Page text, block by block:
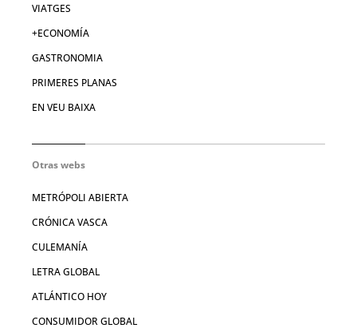
VIATGES
+ECONOMÍA
GASTRONOMIA
PRIMERES PLANAS
EN VEU BAIXA
Otras webs
METRÓPOLI ABIERTA
CRÓNICA VASCA
CULEMANÍA
LETRA GLOBAL
ATLÁNTICO HOY
CONSUMIDOR GLOBAL